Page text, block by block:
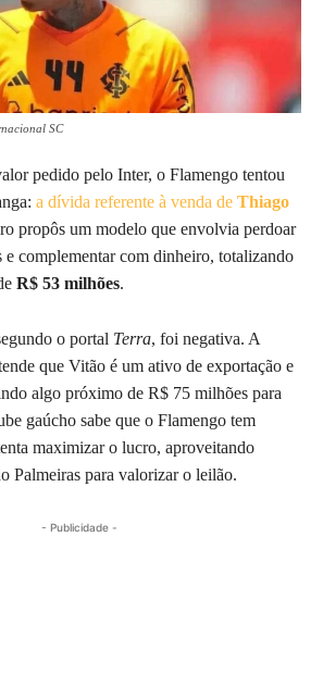
SC
pedido pelo Inter, o Flamengo tentou
a dívida referente à venda de Thiago
propôs um modelo que envolvia perdoar
e complementar com dinheiro, totalizando
R$ 53 milhões.
o portal Terra, foi negativa. A
que Vitão é um ativo de exportação e
algo próximo de R$ 75 milhões para
gaúcho sabe que o Flamengo tem
maximizar o lucro, aproveitando
Palmeiras para valorizar o leilão.
- Publicidade -